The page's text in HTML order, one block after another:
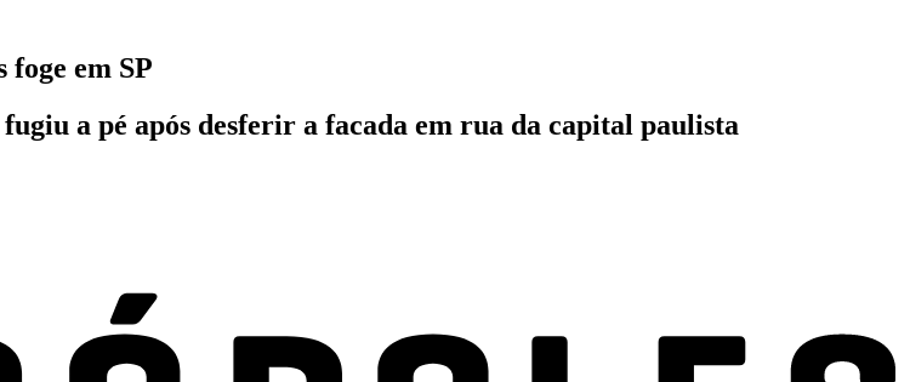
em SP
a pé após desferir a facada em rua da capital paulista